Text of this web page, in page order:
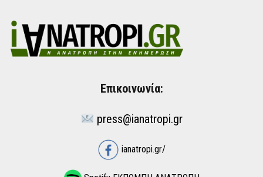
Επικοινωνία:
press@ianatropi.gr
ianatropi.gr/